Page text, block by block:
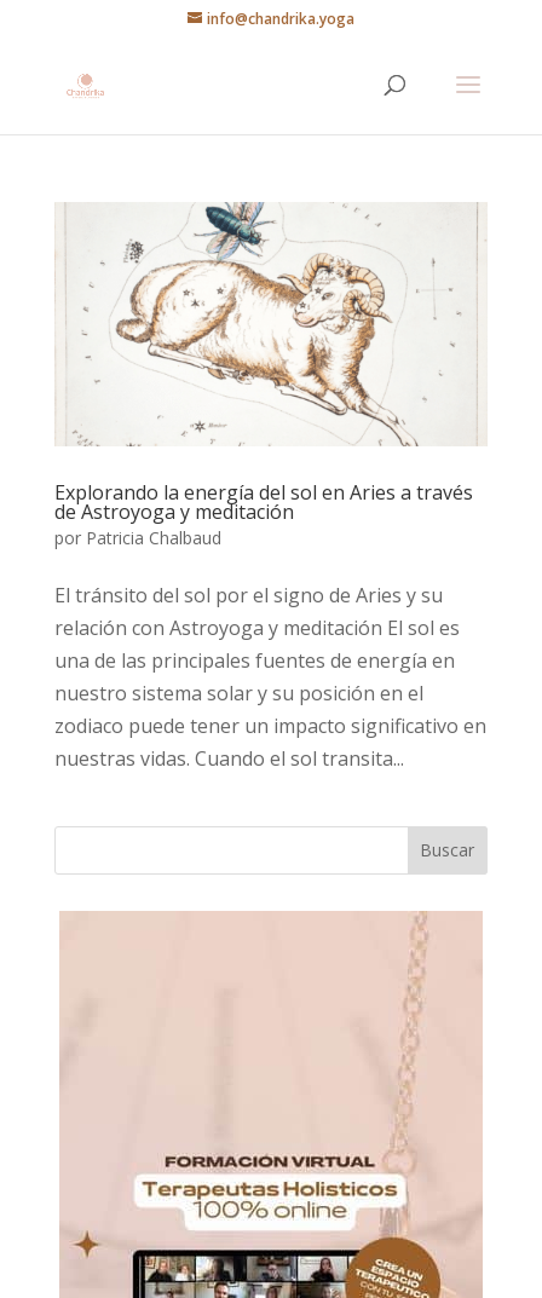
info@chandrika.yoga
Explorando la energía del sol en Aries a través
de Astroyoga y meditación
por Patricia Chalbaud
El tránsito del sol por el signo de Aries y su
relación con Astroyoga y meditación El sol es
una de las principales fuentes de energía en
nuestro sistema solar y su posición en el
zodiaco puede tener un impacto significativo en
nuestras vidas. Cuando el sol transita...